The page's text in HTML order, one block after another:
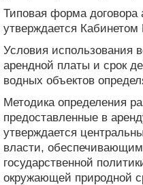
Типовая форма
утверждается
Условия использования
арендной платы и срок
водных объектов
Методика определения
предоставленные в
утверждается
власти,
государственной
окружающей природной